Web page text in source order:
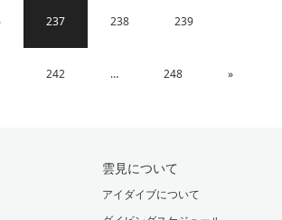
237 238 239
242 … 248 »
雲見について
アイダイブについて